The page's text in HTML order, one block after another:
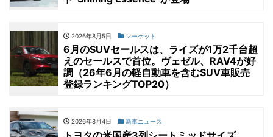
2026年8月5日 マーケット
6月のSUVセールスは、ライズが1万2千台超
えのセールスで首位。ヴェゼル、RAV4が好
調（26年6月の軽自動車を含むSUV車販売
登録ランキングTOP20）
2026年8月4日 新車ニュース